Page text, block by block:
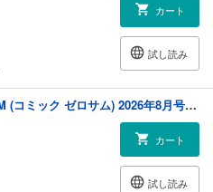
カート
試し読み
Comic ZERO-SUM (コミック ゼロサム) 2026年8月号[雑誌]
カート
試し読み